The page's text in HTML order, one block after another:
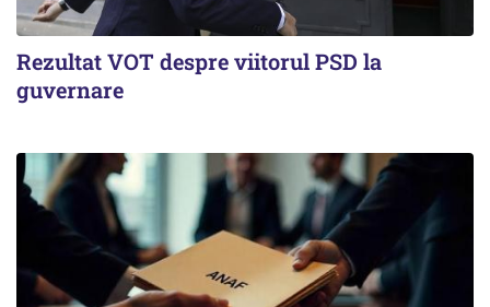
Rezultat VOT despre viitorul PSD la
guvernare